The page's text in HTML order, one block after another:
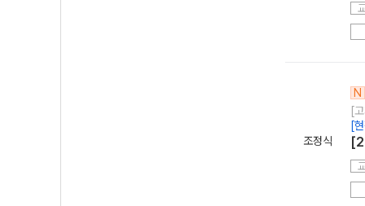
조정식
N
[
[